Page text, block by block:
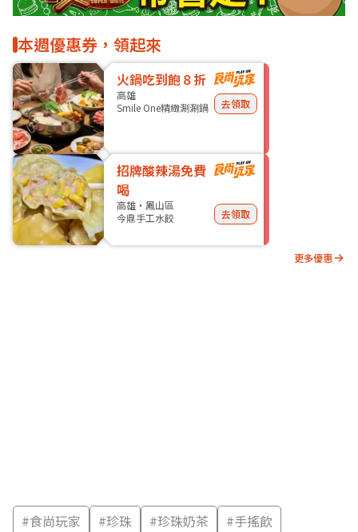
本週優惠券，領起來
火鍋吃到飽８折
高雄
Smile One精緻涮涮鍋
去領取
招牌酸辣湯免費
喝
高雄・鳳山區
今鼎手工水餃
去領取
更多優惠
#食尚玩家 #珍珠 #珍珠奶茶 #手搖飲